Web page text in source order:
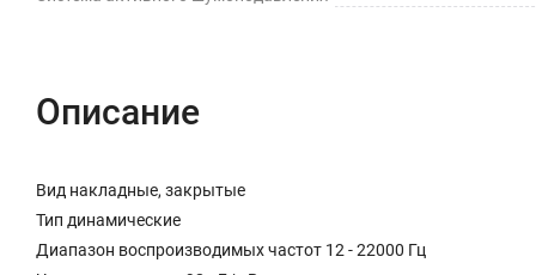
Описание
Вид накладные, закрытые
Тип динамические
Диапазон воспроизводимых частот 12 - 22000 Гц